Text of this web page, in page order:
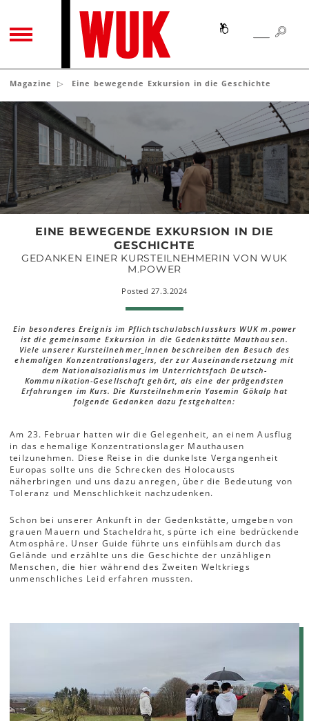
TOGGLE NAVIGATION SEARCH
Magazine Eine bewegende Exkursion in die Geschichte
Eine
bewegende
Exkursion
in
die
Geschichte
EINE BEWEGENDE EXKURSION IN DIE
GESCHICHTE
GEDANKEN EINER KURSTEILNEHMERIN VON WUK
M.POWER
Posted 27.3.2024
Ein besonderes Ereignis im Pflichtschulabschlusskurs WUK m.power
ist die gemeinsame Exkursion in die Gedenkstätte Mauthausen.
Viele unserer Kursteilnehmer_innen beschreiben den Besuch des
ehemaligen Konzentrationslagers, der zur Auseinandersetzung mit
dem Nationalsozialismus im Unterrichtsfach Deutsch-
Kommunikation-Gesellschaft gehört, als eine der prägendsten
Erfahrungen im Kurs. Die Kursteilnehmerin Yasemin Gökalp hat
folgende Gedanken dazu festgehalten:
Am 23. Februar hatten wir die Gelegenheit, an einem Ausflug
in das ehemalige Konzentrationslager Mauthausen
teilzunehmen. Diese Reise in die dunkelste Vergangenheit
Europas sollte uns die Schrecken des Holocausts
näherbringen und uns dazu anregen, über die Bedeutung von
Toleranz und Menschlichkeit nachzudenken.
Schon bei unserer Ankunft in der Gedenkstätte, umgeben von
grauen Mauern und Stacheldraht, spürte ich eine bedrückende
Atmosphäre. Unser Guide führte uns einfühlsam durch das
Gelände und erzählte uns die Geschichte der unzähligen
Menschen, die hier während des Zweiten Weltkriegs
unmenschliches Leid erfahren mussten.